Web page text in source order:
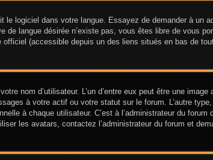
le logiciel dans votre langue. Essayez de demander à un
de langue désirée n’existe pas, vous êtes libre de vous
(accessible depuis un des liens situés en bas de
nom d’utilisateur. L’un d’entre eux peut être une image
à votre actif ou votre statut sur le forum. L’autre
à chaque utilisateur. C’est à l’administrateur du forum
les avatars, contactez l’administrateur du forum et